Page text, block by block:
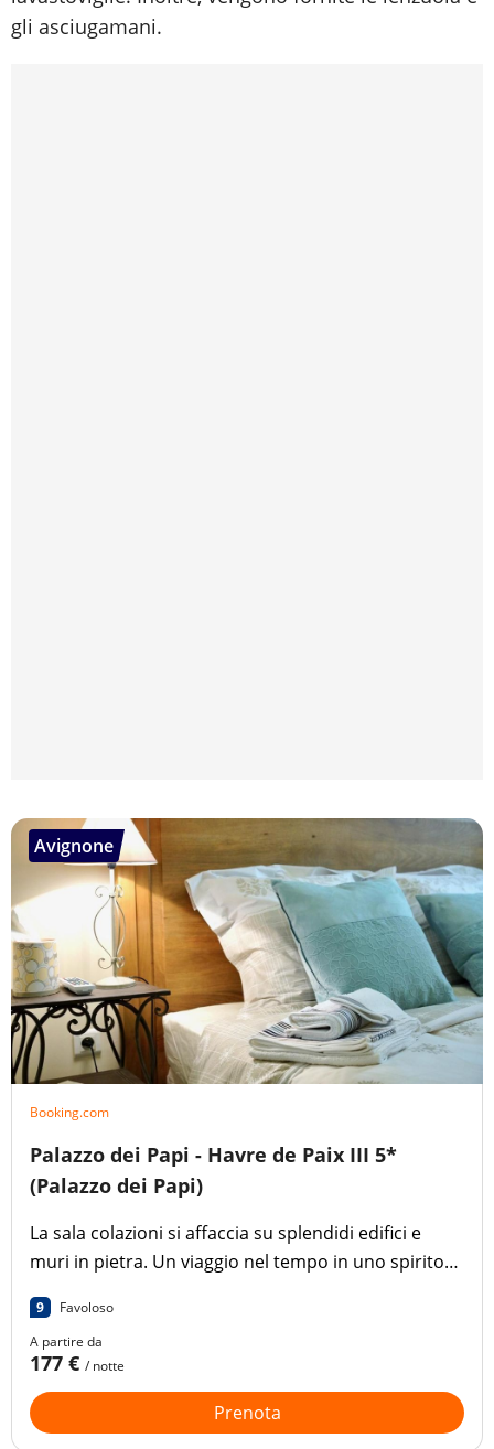
gli asciugamani.
Avignone
Booking.com
Palazzo dei Papi - Havre de Paix III 5*
(Palazzo dei Papi)
La sala colazioni si affaccia su splendidi edifici e
muri in pietra. Un viaggio nel tempo in uno spirito
9
Favoloso
A partire da
177 € / notte
Prenota